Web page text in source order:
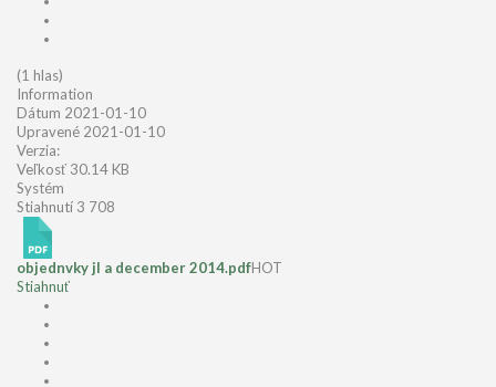
(1 hlas)
Information
Dátum 2021-01-10
Upravené 2021-01-10
Verzia:
Veľkosť 30.14 KB
Systém
Stiahnutí 3 708
objednvky jl a december 2014.pdfHOT
Stiahnuť